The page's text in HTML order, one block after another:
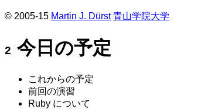
© 2005-15 Martin J. Dürst 青山学院大学
今日の予定
これからの予定
前回の演習
Ruby について